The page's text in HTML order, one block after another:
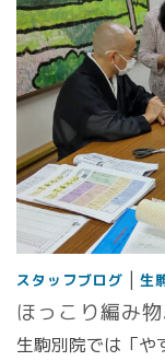
スタッフブログ | 生
ほっこり編み
生駒別院では「や